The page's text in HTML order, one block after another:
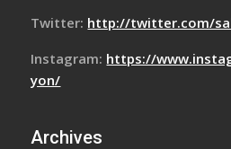
Twitter: http://twitter.com/
Instagram: https://
yon/
Archives